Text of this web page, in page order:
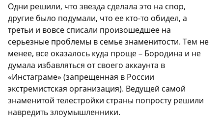
Одни решили, что звезда сделала это на спор,
другие было подумали, что ее кто-то обидел, а
третьи и вовсе списали произошедшее на
серьезные проблемы в семье знаменитости. Тем не
менее, все оказалось куда проще – Бородина и не
думала избавляться от своего аккаунта в
«Инстаграме» (запрещенная в России
экстремистская организация). Ведущей самой
знаменитой телестройки страны попросту решили
навредить злоумышленники.